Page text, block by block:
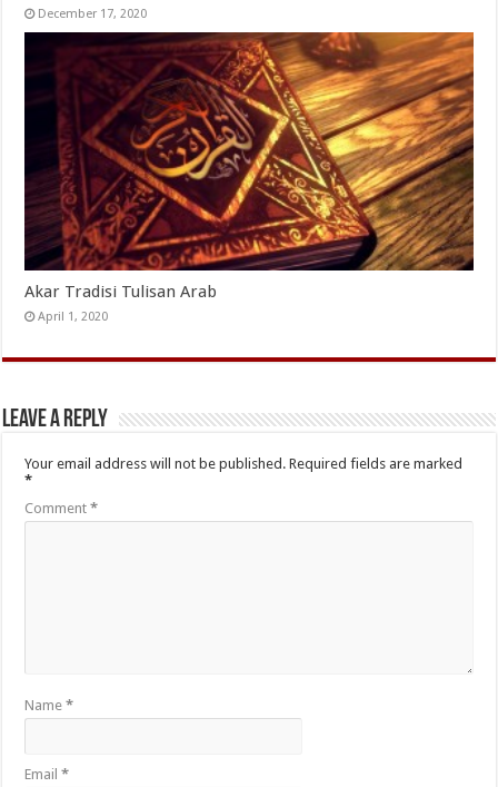
December 17, 2020
Akar Tradisi Tulisan Arab
April 1, 2020
Leave a Reply
Your email address will not be published. Required fields are marked
*
Comment*
Name*
Email*